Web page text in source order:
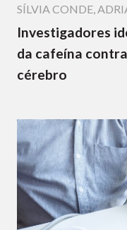
SÍLVIA CONDE,
Investigadores
da cafeína
cérebro